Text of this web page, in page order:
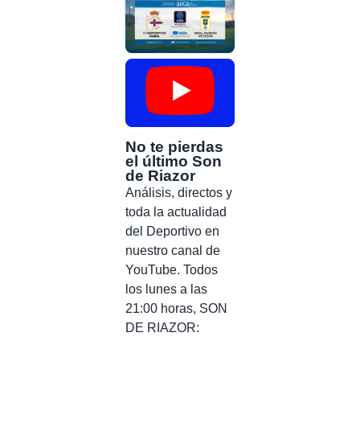
No te pierdas
el último Son
de Riazor
Análisis, directos y
toda la actualidad
del Deportivo en
nuestro canal de
YouTube. Todos
los lunes a las
21:00 horas, SON
DE RIAZOR: